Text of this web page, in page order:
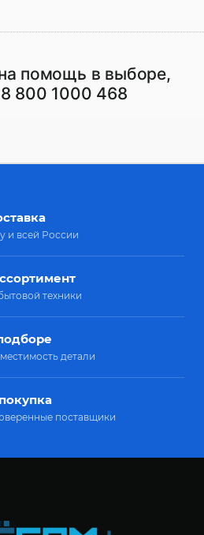
помощь в выборе,
8 800 1000 468
и всей России
техники
детали
поставщики